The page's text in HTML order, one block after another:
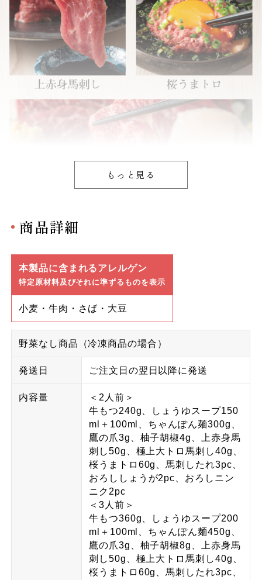
もっと見る
商品詳細
本製品に含まれるアレルゲン
特定原材料及びそれに準ずるものを表示
小麦・牛肉・さば・大豆
野菜なし商品（冷凍商品の場合）
発送日 ご注文日の翌日以降に発送
内容量
＜2人前＞
牛もつ240g、しょうゆスープ150
ml＋100ml、ちゃんぽん麺300g、
鷹の爪3g、柚子胡椒4g、上赤身馬
刺し50g、極上大トロ馬刺し40g、
桜うまトロ60g、馬刺したれ3pc、
おろししょうが2pc、おろしニン
ニク2pc
＜3人前＞
牛もつ360g、しょうゆスープ200
ml＋100ml、ちゃんぽん麺450g、
鷹の爪3g、柚子胡椒8g、上赤身馬
刺し50g、極上大トロ馬刺し40g、
桜うまトロ60g、馬刺したれ3pc、